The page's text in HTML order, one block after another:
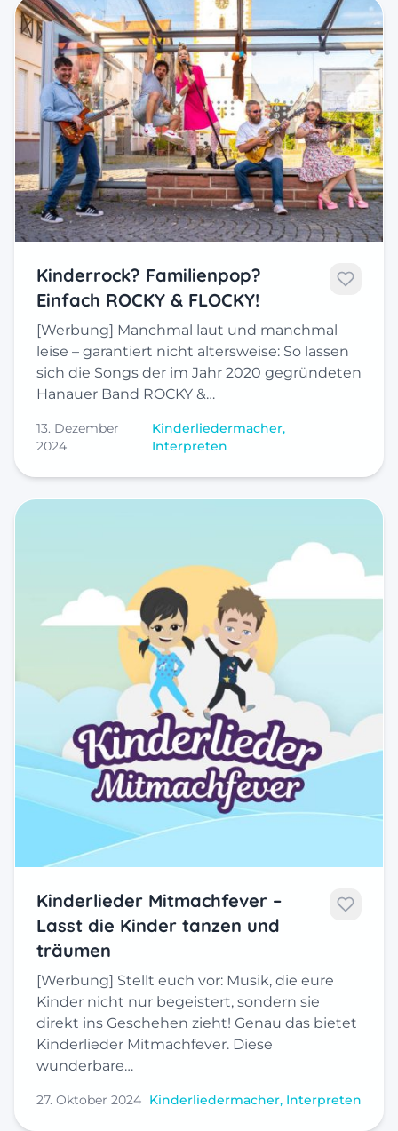
Kinderrock? Familienpop?
Einfach ROCKY & FLOCKY!
[Werbung] Manchmal laut und manchmal
leise – garantiert nicht altersweise: So lassen
sich die Songs der im Jahr 2020 gegründeten
Hanauer Band ROCKY &…
13. Dezember
2024
Kinderliedermacher,
Interpreten
Kinderlieder Mitmachfever –
Lasst die Kinder tanzen und
träumen
[Werbung] Stellt euch vor: Musik, die eure
Kinder nicht nur begeistert, sondern sie
direkt ins Geschehen zieht! Genau das bietet
Kinderlieder Mitmachfever. Diese
wunderbare…
27. Oktober 2024 Kinderliedermacher, Interpreten